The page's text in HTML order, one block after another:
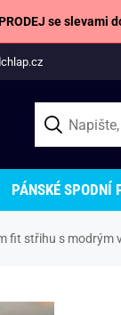
se slevami
PÁNSKÉ SPODNÍ
fit střihu s modrým